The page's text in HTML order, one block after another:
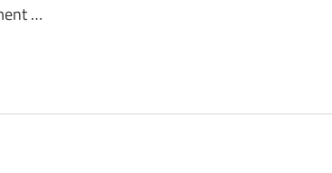
…